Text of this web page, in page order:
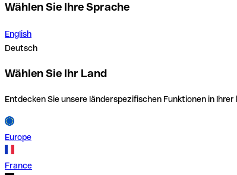
Wählen Sie Ihre Sprache
English
Deutsch
Wählen Sie Ihr Land
Entdecken Sie unsere länderspezifischen Funktionen in
Europe
France